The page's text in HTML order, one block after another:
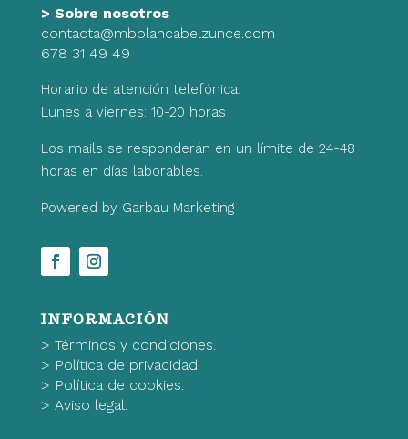
> Sobre nosotros
contacta@mbblancabelzunce.com
678 31 49 49
Horario de atención telefónica:
Lunes a viernes: 10-20 horas
Los mails se responderán en un límite de 24-48
horas en días laborables.
Powered by Garbau Marketing
INFORMACIÓN
> Términos y condiciones.
> Política de privacidad.
> Política de cookies.
> Aviso legal.